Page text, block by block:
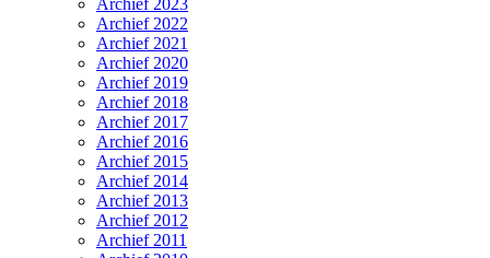
Archief 2023
Archief 2022
Archief 2021
Archief 2020
Archief 2019
Archief 2018
Archief 2017
Archief 2016
Archief 2015
Archief 2014
Archief 2013
Archief 2012
Archief 2011